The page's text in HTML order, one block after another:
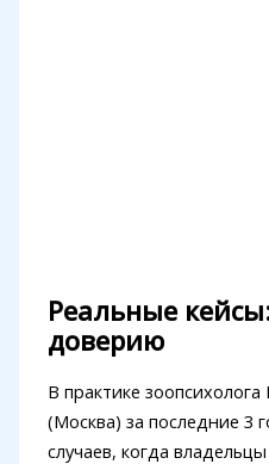
Реальные
доверию
В практике
(Москва) за последние 3
случаев, когда